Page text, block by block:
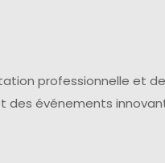
professionnelle et
des événements